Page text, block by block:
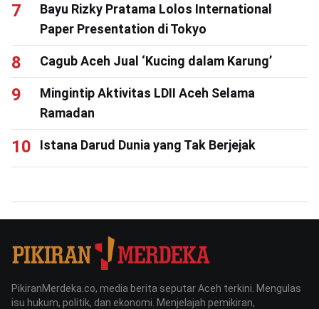
Bayu Rizky Pratama Lolos International
Paper Presentation di Tokyo
Cagub Aceh Jual ‘Kucing dalam Karung’
Mingintip Aktivitas LDII Aceh Selama
Ramadan
Istana Darud Dunia yang Tak Berjejak
PikiranMerdeka.co, media berita seputar Aceh terkini. Mengulas
isu hukum, politik, dan ekonomi. Menjelajah pemikiran,